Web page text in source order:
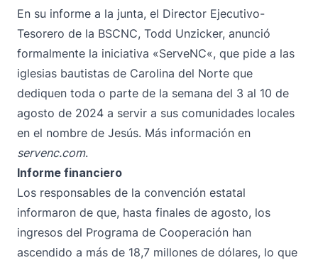
En su informe a la junta, el Director Ejecutivo-
Tesorero de la BSCNC, Todd Unzicker, anunció
formalmente la iniciativa «ServeNC«, que pide a las
iglesias bautistas de Carolina del Norte que
dediquen toda o parte de la semana del 3 al 10 de
agosto de 2024 a servir a sus comunidades locales
en el nombre de Jesús. Más información en
servenc.com.
Informe financiero
Los responsables de la convención estatal
informaron de que, hasta finales de agosto, los
ingresos del Programa de Cooperación han
ascendido a más de 18,7 millones de dólares, lo que